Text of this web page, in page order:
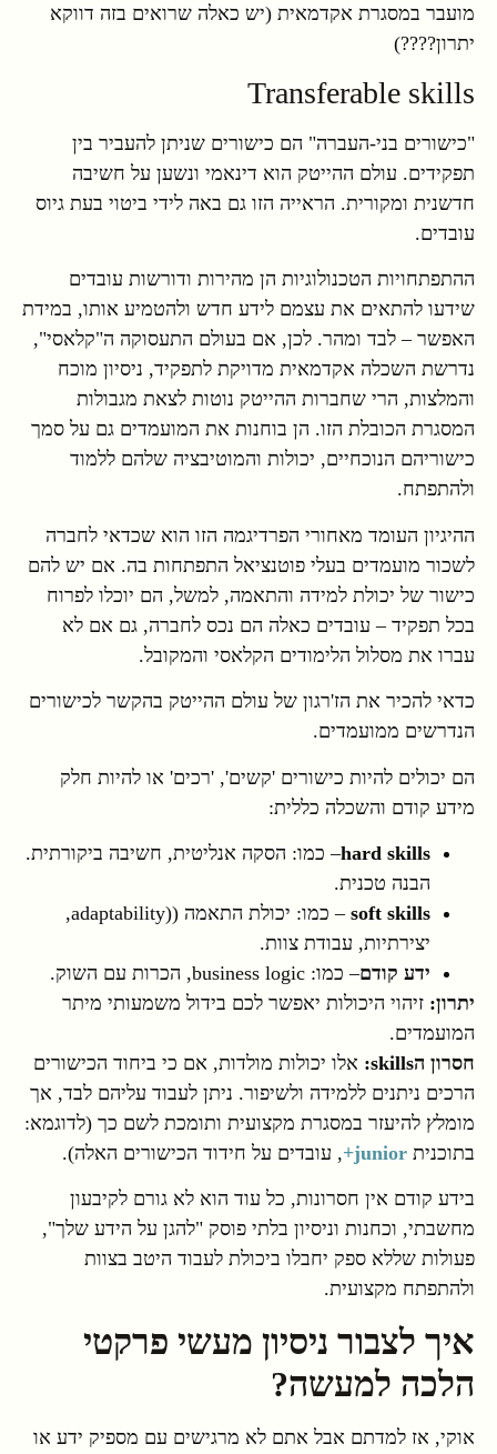
מועבר במסגרת אקדמאית (יש כאלה שרואים בזה דווקא
יתרון????)
Transferable skills
"כישורים בני-העברה" הם כישורים שניתן להעביר בין
תפקידים. עולם ההייטק הוא דינאמי ונשען על חשיבה
חדשנית ומקורית. הראייה הזו גם באה לידי ביטוי בעת גיוס
עובדים.
ההתפתחויות הטכנולוגיות הן מהירות ודורשות עובדים
שידעו להתאים את עצמם לידע חדש ולהטמיע אותו, במידת
האפשר – לבד ומהר. לכן, אם בעולם התעסוקה ה"קלאסי",
נדרשת השכלה אקדמאית מדויקת לתפקיד, ניסיון מוכח
והמלצות, הרי שחברות ההייטק נוטות לצאת מגבולות
המסגרת הכובלת הזו. הן בוחנות את המועמדים גם על סמך
כישוריהם הנוכחיים, יכולות והמוטיבציה שלהם ללמוד
ולהתפתח.
ההיגיון העומד מאחורי הפרדיגמה הזו הוא שכדאי לחברה
לשכור מועמדים בעלי פוטנציאל התפתחות בה. אם יש להם
כישור של יכולת למידה והתאמה, למשל, הם יוכלו לפרוח
בכל תפקיד – עובדים כאלה הם נכס לחברה, גם אם לא
עברו את מסלול הלימודים הקלאסי והמקובל.
כדאי להכיר את הז'רגון של עולם ההייטק בהקשר לכישורים
הנדרשים ממועמדים.
הם יכולים להיות כישורים 'קשים', 'רכים' או להיות חלק
מידע קודם והשכלה כללית:
hard skills– כמו: הסקה אנליטית, חשיבה ביקורתית.
הבנה טכנית.
soft skills
– כמו: יכולת התאמה ((adaptability,
יצירתיות, עבודת צוות.
ידע קודם– כמו: business logic, הכרות עם השוק.
יתרון: זיהוי היכולות יאפשר לכם בידול משמעותי מיתר
המועמדים.
חסרון הskills:
אלו יכולות מולדות, אם כי ביחוד הכישורים
הרכים ניתנים ללמידה ולשיפור. ניתן לעבוד עליהם לבד, אך
מומלץ להיעזר במסגרת מקצועית ותומכת לשם כך (לדוגמא:
בתוכנית junior+ , עובדים על חידוד הכישורים האלה).
בידע קודם אין חסרונות, כל עוד הוא לא גורם לקיבעון
מחשבתי, וכחנות וניסיון בלתי פוסק "להגן על הידע שלך",
פעולות שללא ספק יחבלו ביכולת לעבוד היטב בצוות
ולהתפתח מקצועית.
איך לצבור ניסיון מעשי פרקטי
הלכה למעשה?
אוקי, אז למדתם אבל אתם לא מרגישים עם מספיק ידע או